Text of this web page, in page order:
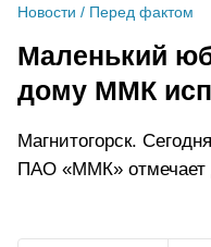
Новости / Перед фактом
Маленький
дому ММК
Магнитогорск.
ПАО «ММК» отмечает